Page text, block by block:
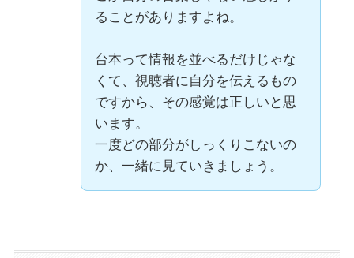
ることがありますよね。
台本って情報を並べるだけじゃな
くて、視聴者に自分を伝えるもの
ですから、その感覚は正しいと思
います。
一度どの部分がしっくりこないの
か、一緒に見ていきましょう。